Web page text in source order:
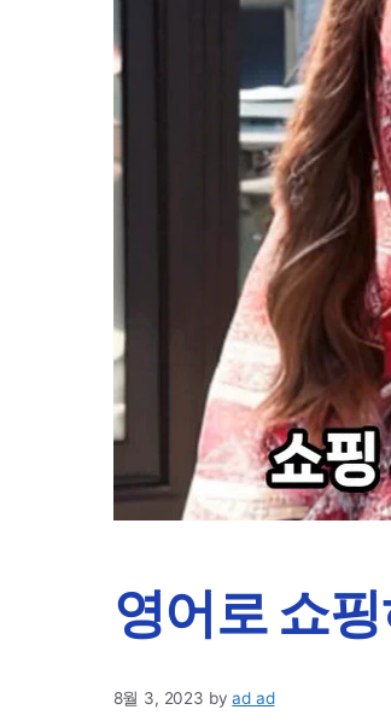
영어로 쇼
8월 3, 2023 byad ad